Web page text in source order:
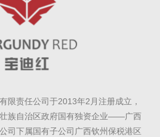
限责任公司于2013年2月注册成立，
族自治区政府国有独资企业——广西
司下属国有子公司广西钦州保税港区